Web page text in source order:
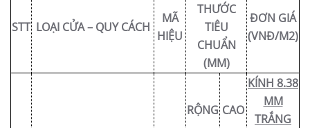
STT LOẠI CỬA – QUY CÁCH
MÃ
HIỆU
THƯỚC
TIÊU
CHUẨN
(MM)
ĐƠN GIÁ
(VNĐ/M2)
RỘNG CAO
KÍNH 8.38
MM
TRẮNG